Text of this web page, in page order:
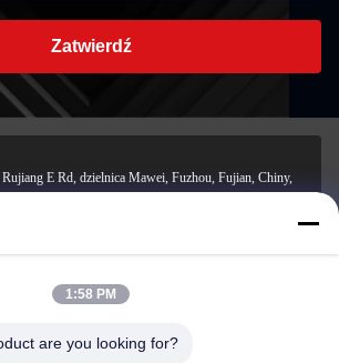
Zatwierdź
E Rd, dzielnica Mawei, Fuzhou, Fujian, Chiny,
1:58 PM
are you looking for?